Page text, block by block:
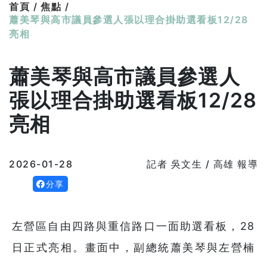
首頁 / 焦點 /
蕭美琴與高市議員參選人張以理合掛助選看板12/28
亮相
蕭美琴與高市議員參選人
張以理合掛助選看板12/28
亮相
2026-01-28 記者 吳文生 / 高雄 報導
分享
左營區自由四路與重信路口一面助選看板，28
日正式亮相。畫面中，副總統蕭美琴與左營楠